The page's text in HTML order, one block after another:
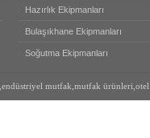
Hazırlık Ekipmanları
Bulaşıkhane Ekipmanları
Soğutma Ekipmanları
mutfak,mutfak ürünleri,otel